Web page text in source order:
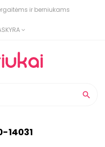
ir berniukams

14031